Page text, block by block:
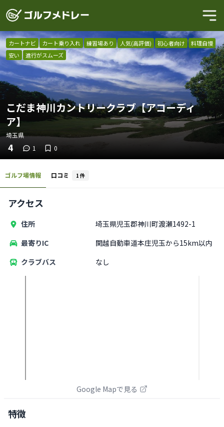
カートナビ カート乗り入れ 練習場あり 人気(高評価) 初心者向け
料理自慢
安い
進行がスムーズ
こだま神川カントリークラブ【アコーディ
ア】
埼玉県
4 1 0
ゴルフ場情報 口コミ 1 件
アクセス
住所
埼玉県児玉郡神川町渡瀬1492-1
最寄りIC
関越自動車道本庄児玉から15km以内
クラブバス
なし
Google Mapで見る
特徴